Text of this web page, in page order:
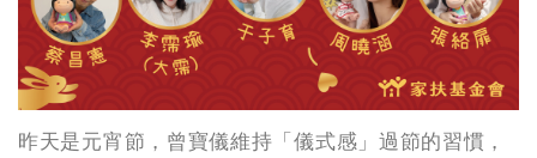
昨天是元宵節，曾寶儀維持 「儀式感 」 過節的習慣，